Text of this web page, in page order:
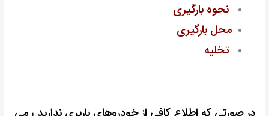
نحوه بارگیری
محل بارگیری
تخلیه